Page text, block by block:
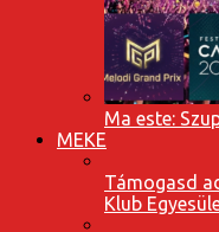
Ma este:
MEKE
Támogasd
Klub